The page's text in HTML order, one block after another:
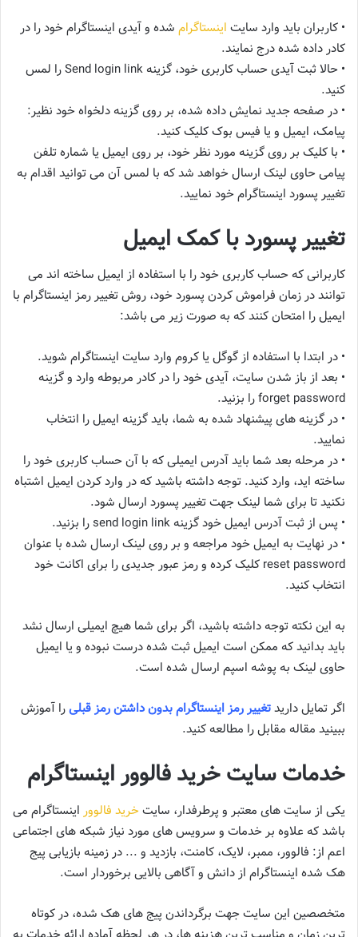
• کاربران باید وارد سایت اینستاگرام شده و آیدی اینستاگرام خود را در
کادر داده شده درج نمایند.
• حالا ثبت آیدی حساب کاربری خود، گزینه Send login link را لمس
کنید.
• در صفحه جدید نمایش داده شده، بر روی گزینه دلخواه خود نظیر:
پیامک، ایمیل و یا فیس بوک کلیک کنید.
• با کلیک بر روی گزینه مورد نظر خود، بر روی ایمیل یا شماره تلفن
پیامی حاوی لینک ارسال خواهد شد که با لمس آن می توانید اقدام به
تغییر پسورد اینستاگرام خود نمایید.
تغییر پسورد با کمک ایمیل
کاربرانی که حساب کاربری خود را با استفاده از ایمیل ساخته اند می
توانند در زمان فراموش کردن پسورد خود، روش تغییر رمز اینستاگرام با
ایمیل را امتحان کنند که به صورت زیر می باشد:
• در ابتدا با استفاده از گوگل یا کروم وارد سایت اینستاگرام شوید.
• بعد از باز شدن سایت، آیدی خود را در کادر مربوطه وارد و گزینه
forget password را بزنید.
• در گزینه های پیشنهاد شده به شما، باید گزینه ایمیل را انتخاب
نمایید.
• در مرحله بعد شما باید آدرس ایمیلی که با آن حساب کاربری خود را
ساخته اید، وارد کنید. توجه داشته باشید که در وارد کردن ایمیل اشتباه
نکنید تا برای شما لینک جهت تغییر پسورد ارسال شود.
• پس از ثبت آدرس ایمیل خود گزینه send login link را بزنید.
• در نهایت به ایمیل خود مراجعه و بر روی لینک ارسال شده با عنوان
reset password کلیک کرده و رمز عبور جدیدی را برای اکانت خود
انتخاب کنید.
به این نکته توجه داشته باشید، اگر برای شما هیچ ایمیلی ارسال نشد
باید بدانید که ممکن است ایمیل ثبت شده درست نبوده و یا ایمیل
حاوی لینک به پوشه اسپم ارسال شده است.
اگر تمایل داریدتغییر رمز اینستاگرام بدون داشتن رمز قبلیرا آموزش
ببینید مقاله مقابل را مطالعه کنید.
خدمات سایت خرید فالوور اینستاگرام
یکی از سایت های معتبر و پرطرفدار، سایتخرید فالوور اینستاگرام می
باشد که علاوه بر خدمات و سرویس های مورد نیاز شبکه های اجتماعی
اعم از: فالوور، ممبر، لایک، کامنت، بازدید و ..‌. در زمینه بازیابی پیج
هک شده اینستاگرام از دانش و آگاهی بالایی برخوردار است.
متخصصین این سایت جهت برگرداندن پیج های هک شده، در کوتاه